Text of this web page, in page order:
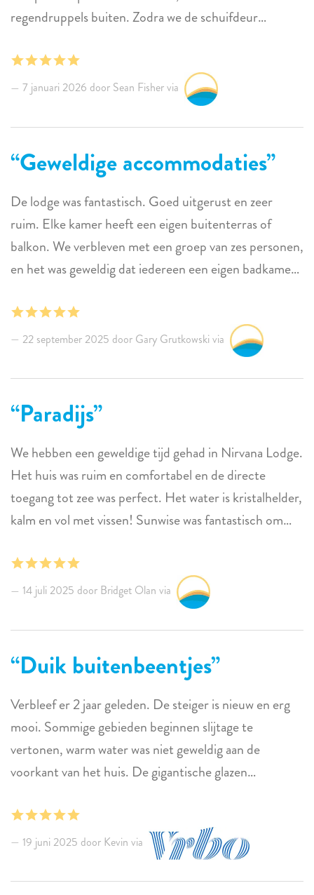
regendruppels buiten. Zodra we de schuifdeur
mooiste en meest kleurrijke regenboog boven Klein
Bonaire. Het was zo’n magisch moment dat ik het hele
huis wakker heb gemaakt en we samen koffie hebben
gedronken terwijl we ons klaarmaakten om aan de dag
te beginnen. Wil je een magische, ontspannen en
heerlijke reis naar Bonaire? Dan móét je bij Nirvana
verblijven!
7 januari 2026 door Sean Fisher via
Geweldige accommodaties
De lodge was fantastisch. Goed uitgerust en zeer
ruim. Elke kamer heeft een eigen buitenterras of
balkon. We verbleven met een groep van zes personen,
en het was geweldig dat iedereen een eigen badkamer
grotere gezelschappen. Het huiseigen rif was geweldig,
vlak bij de duikplek Bachelor’s Beach. Gemakkelijke
toegang tot het water via de trap of ladder. Twee
spoeltanks voor duikuitrusting – handig om wetsuits
gescheiden te houden van camera’s, maskers en
ademautomaten... Een groot pluspunt is de
airconditioning in de keuken- en woonkamer, die het
er aangenaam koel houdt. Veel villa’s bieden dit niet.
22 september 2025 door Gary Grutkowski via
Paradijs
We hebben een geweldige tijd gehad in Nirvana Lodge.
Het huis was ruim en comfortabel en de directe
toegang tot zee was perfect. Het water is kristalhelder,
kalm en vol met vissen! Sunwise was fantastisch om
communicatie. Als dit huis beschikbaar is, boek het!
14 juli 2025 door Bridget Olan via
Duik buitenbeentjes
Verbleef er 2 jaar geleden. De steiger is nieuw en erg
mooi. Sommige gebieden beginnen slijtage te
vertonen, warm water was niet geweldig aan de
voorkant van het huis. De gigantische glazen
openen en te sluiten. We hebben allemaal een
geweldige tijd gehad, de bedden waren erg
comfortabel. Duiken vanaf de trap in het water,
uitstekend en goed duiken en snorkelen. Zullen zeker
19 juni 2025 door Kevin via